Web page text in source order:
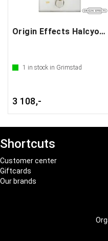
Origin Effects Halcyon Gold Overdrive
1 in stock in Grimstad
3 108,-
Shortcuts
Customer center
Giftcards
Our brands